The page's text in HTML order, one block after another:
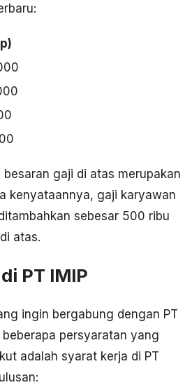
gaji di atas merupakan
kenyataannya, gaji karyawan
sebesar 500 ribu
atas.
PT IMIP
ingin bergabung dengan PT
beberapa persyaratan yang
adalah syarat kerja di PT